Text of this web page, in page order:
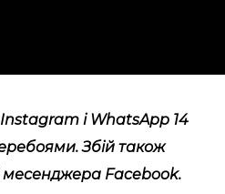
і WhatsApp 14
Збій також
месенджера Facebook.